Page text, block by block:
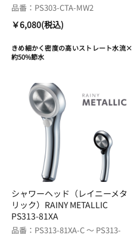
品番：PS303-CTA-MW2
￥6,080(税込)
きめ細かく密度の高いストレート水流×
約50%節水
シャワーヘッド（レイニーメタ
リック）RAINY METALLIC
PS313-81XA
品番：PS313-81XA-C ～ PS313-